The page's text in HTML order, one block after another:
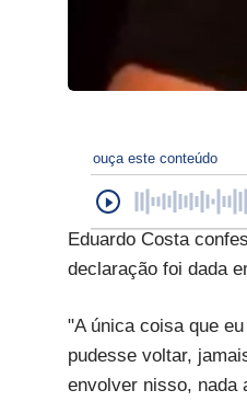
ouça este conteúdo
Eduardo Costa
declaração foi dada
"A única coisa que
pudesse voltar,
envolver nisso, nada